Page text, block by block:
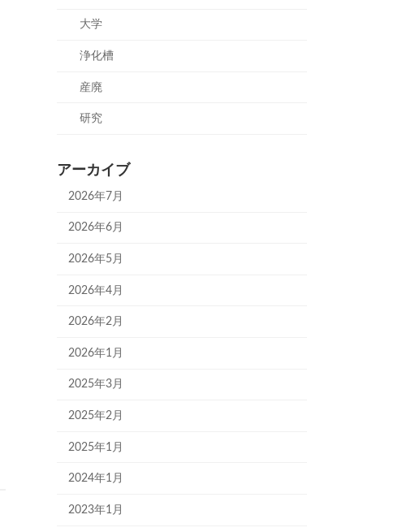
大学
浄化槽
産廃
研究
アーカイブ
2026年7月
2026年6月
2026年5月
2026年4月
2026年2月
2026年1月
2025年3月
2025年2月
2025年1月
2024年1月
2023年1月